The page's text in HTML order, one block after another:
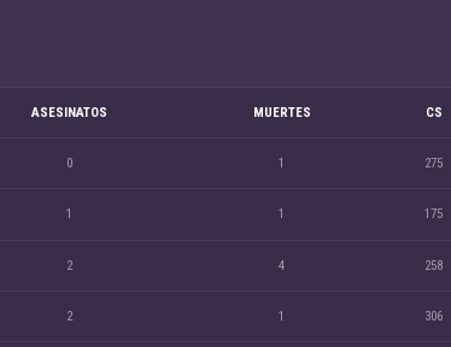
ASESINATOS MUERTES CS
0 1 275
1 1 175
2 4 258
2 1 306